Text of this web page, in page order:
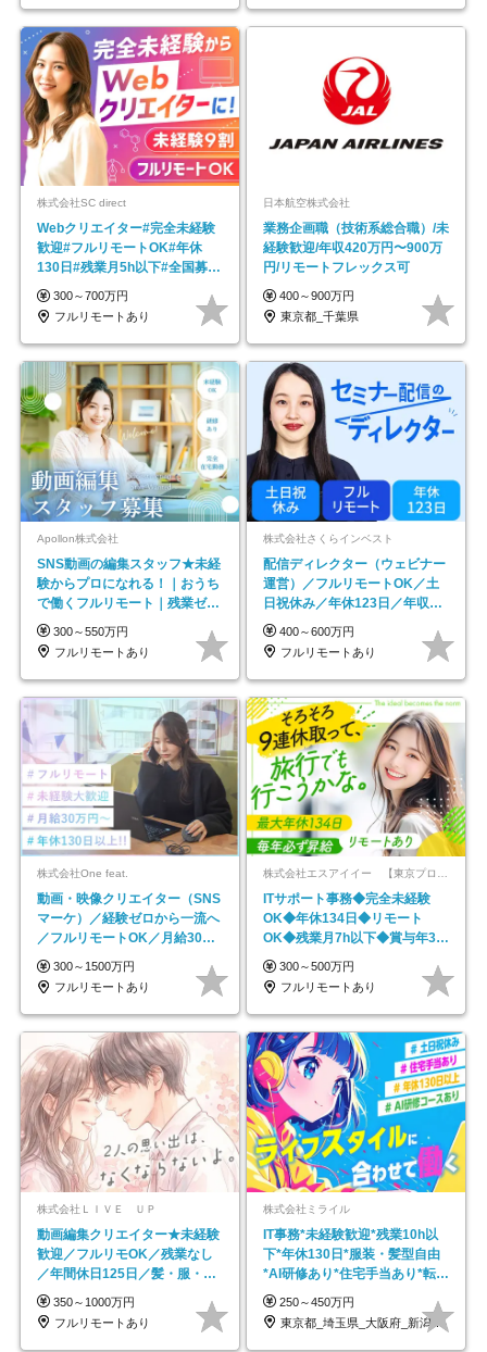
株式会社SC direct
Webクリエイター#完全未経験
歓迎#フルリモートOK#年休
130日#残業月5h以下#全国募集
#最大1年の研修
300～700万円
フルリモートあり
日本航空株式会社
業務企画職（技術系総合職）/未
経験歓迎/年収420万円〜900万
円/リモートフレックス可
400～900万円
東京都_千葉県
Apollon株式会社
SNS動画の編集スタッフ★未経
験からプロになれる！｜おうち
で働くフルリモート｜残業ゼロ
で18時退勤◎
300～550万円
フルリモートあり
株式会社さくらインベスト
配信ディレクター（ウェビナー
運営）／フルリモートOK／土
日祝休み／年休123日／年収
600万円可
400～600万円
フルリモートあり
株式会社One feat.
動画・映像クリエイター（SNS
マーケ）／経験ゼロから一流へ
／フルリモートOK／月給30万
円～／年休130日以上
300～1500万円
フルリモートあり
ITサポート事務◆完全未経験
OK◆年休134日◆リモート
OK◆残業月7h以下◆賞与年3回
◆5年目まで必ず昇給
300～500万円
フルリモートあり
株式会社ＬＩＶＥ ＵＰ
動画編集クリエイター★未経験
歓迎／フルリモOK／残業なし
／年間休日125日／髪・服・ネ
イル自由／研修充実で安心
350～1000万円
フルリモートあり
株式会社ミライル
IT事務*未経験歓迎*残業10h以
下*年休130日*服装・髪型自由
*AI研修あり*住宅手当あり*転勤
なし
250～450万円
東京都_埼玉県_大阪府_新潟県_福岡県